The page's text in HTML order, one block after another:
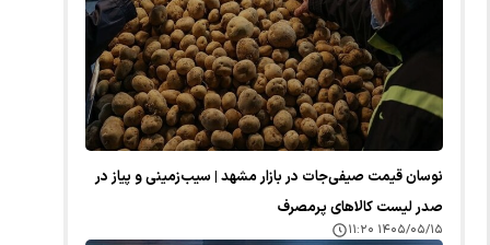
نوسان قیمت صیفی‌جات در بازار مشهد | سیب‌زمینی و پیاز در
صدر لیست کالا‌های پرمصرف
۱۴۰۵/۰۵/۱۵ ۱۱:۲۰